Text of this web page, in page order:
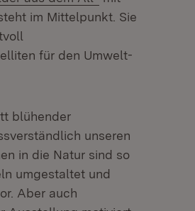
im Mittelpunkt. Sie
für den Umwelt-
blühender
unseren
in die Natur sind so
umgestaltet und
Aber auch